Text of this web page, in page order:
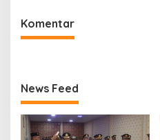
Komentar
News Feed